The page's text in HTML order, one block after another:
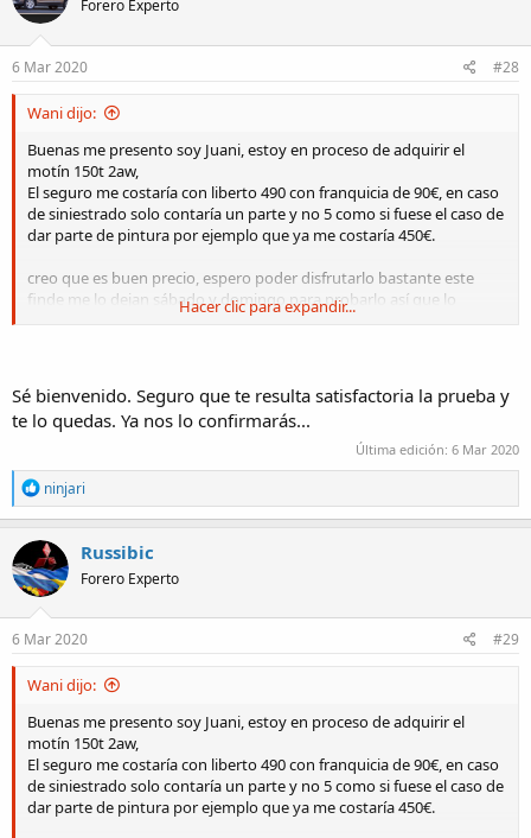
Forero Experto
6 Mar 2020 #28
Wani dijo:
Buenas me presento soy Juani, estoy en proceso de adquirir el
motín 150t 2aw,
El seguro me costaría con liberto 490 con franquicia de 90€, en caso
de siniestrado solo contaría un parte y no 5 como si fuese el caso de
dar parte de pintura por ejemplo que ya me costaría 450€.
creo que es buen precio, espero poder disfrutarlo bastante este
finde me lo dejan sábado y domingo para probarlo así que lo
tendré bastante tiempo para poder decidirme, saludos
Hacer clic para expandir...
Sé bienvenido. Seguro que te resulta satisfactoria la prueba y
te lo quedas. Ya nos lo confirmarás...
Última edición: 6 Mar 2020
R
e
a
c
t
i
o
n
s
ninjari
Russibic
Forero Experto
6 Mar 2020 #29
Wani dijo:
Buenas me presento soy Juani, estoy en proceso de adquirir el
motín 150t 2aw,
El seguro me costaría con liberto 490 con franquicia de 90€, en caso
de siniestrado solo contaría un parte y no 5 como si fuese el caso de
dar parte de pintura por ejemplo que ya me costaría 450€.